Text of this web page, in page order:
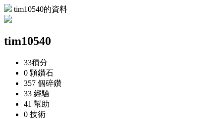
tim10540的資料
tim10540
33積分
0 顆鑽石
357 個碎鑽
33 經驗
41 幫助
0 技術